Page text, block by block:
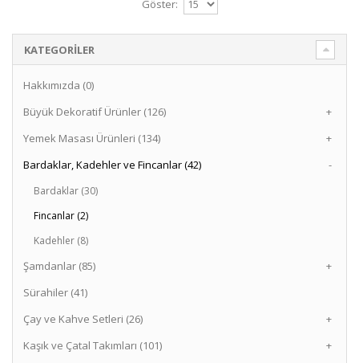
Göster:
KATEGORILER
Hakkımızda (0)
Büyük Dekoratif Ürünler (126)
+
Yemek Masası Ürünleri (134)
+
Bardaklar, Kadehler ve Fincanlar (42)
-
Bardaklar (30)
Fincanlar (2)
Kadehler (8)
Şamdanlar (85)
+
Sürahiler (41)
Çay ve Kahve Setleri (26)
+
Kaşık ve Çatal Takımları (101)
+